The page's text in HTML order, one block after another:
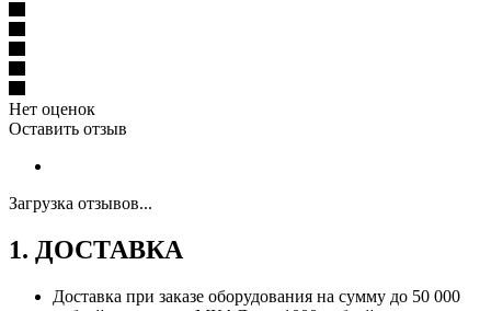
Нет оценок
Оставить отзыв
Загрузка отзывов...
1. ДОСТАВКА
Доставка при заказе оборудования на сумму до 50 000